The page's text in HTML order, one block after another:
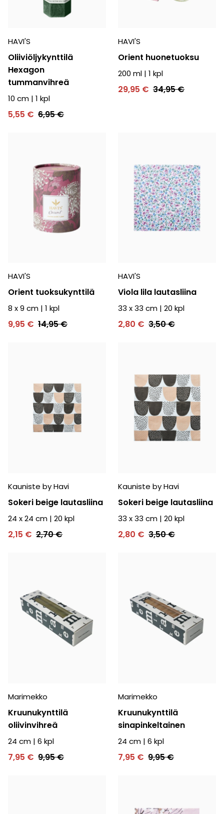
HAVI'S
Oliiviöljykynttilä
Hexagon
tummanvihreä
10 cm | 1 kpl
5,55 € 6,95 €
HAVI'S
Orient huonetuoksu
200 ml | 1 kpl
29,95 € 34,95 €
HAVI'S
Orient tuoksukynttilä
8 x 9 cm | 1 kpl
9,95 € 14,95 €
HAVI'S
Viola lila lautasliina
33 x 33 cm | 20 kpl
2,80 € 3,50 €
Kauniste by Havi
Sokeri beige lautasliina
24 x 24 cm | 20 kpl
2,15 € 2,70 €
Kauniste by Havi
Sokeri beige lautasliina
33 x 33 cm | 20 kpl
2,80 € 3,50 €
Marimekko
Kruunukynttilä
oliivinvihreä
24 cm | 6 kpl
7,95 € 9,95 €
Marimekko
Kruunukynttilä
sinapinkeltainen
24 cm | 6 kpl
7,95 € 9,95 €